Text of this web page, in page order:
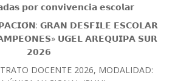
𝗽𝗼𝗿 𝗰𝗼𝗻𝘃𝗶𝘃𝗲𝗻𝗰𝗶𝗮 𝗲𝘀𝗰𝗼𝗹𝗮𝗿
𝗚𝗥𝗔𝗡 𝗗𝗘𝗦𝗙𝗜𝗟𝗘 𝗘𝗦𝗖𝗢𝗟𝗔𝗥
𝗨𝗚𝗘𝗟 𝗔𝗥𝗘𝗤𝗨𝗜𝗣𝗔 𝗦𝗨𝗥
𝟮𝟬𝟮𝟲
DOCENTE 2026, MODALIDAD: